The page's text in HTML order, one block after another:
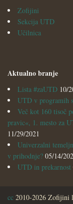
Zofijini
Sekcija UTD
Učilnica
Aktualno branje
Lista #zaUTD 10/
UTD v programih
Več kot 160 tisoč
pravic«, 1. mesto za
11/29/2021
Univerzalni
v prihodnje? 05/14/
UTD in prekarnost
cc 2010-2026 Zofijini